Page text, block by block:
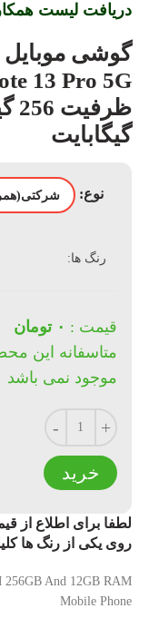
دریافت لیست
گیگابایت
نوع:
رنگ ها:
قیمت : ۰ تومان
متاسفانه این
موجود نمی باشد
خرید
لطفا برای اطلاع از
روی یکی از رنگ ها
256GB And 12GB RAM
Mobile Phone